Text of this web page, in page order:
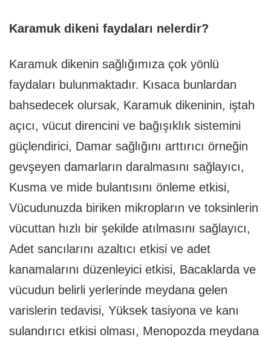
Karamuk dikeni faydaları nelerdir?
Karamuk dikenin sağlığımıza çok yönlü
faydaları bulunmaktadır. Kısaca bunlardan
bahsedecek olursak, Karamuk dikeninin, iştah
açıcı, vücut direncini ve bağışıklık sistemini
güçlendirici, Damar sağlığını arttırıcı örneğin
gevşeyen damarların daralmasını sağlayıcı,
Kusma ve mide bulantısını önleme etkisi,
Vücudunuzda biriken mikropların ve toksinlerin
vücuttan hızlı bir şekilde atılmasını sağlayıcı,
Adet sancılarını azaltıcı etkisi ve adet
kanamalarını düzenleyici etkisi, Bacaklarda ve
vücudun belirli yerlerinde meydana gelen
varislerin tedavisi, Yüksek tasiyona ve kanı
sulandırıcı etkisi olması, Menopozda meydana